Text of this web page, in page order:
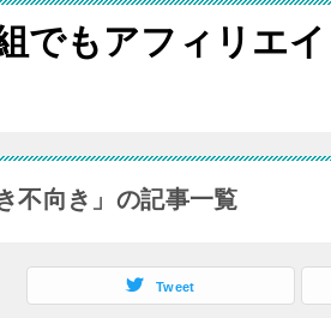
でもアフィリエ
不向き」の記事一覧
Tweet